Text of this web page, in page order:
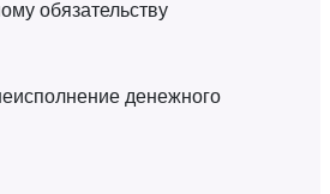
обязательству
денежного